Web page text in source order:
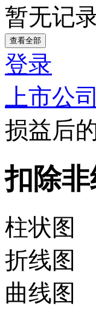
暂无记
查看全部
登录
上市公
损益后
扣除
柱状图
折线图
曲线图